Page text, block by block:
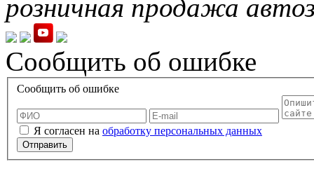
розничная продажа
Сообщить об ошибке
Сообщить об ошибке
Я согласен на обработку персональных данных
Отправить